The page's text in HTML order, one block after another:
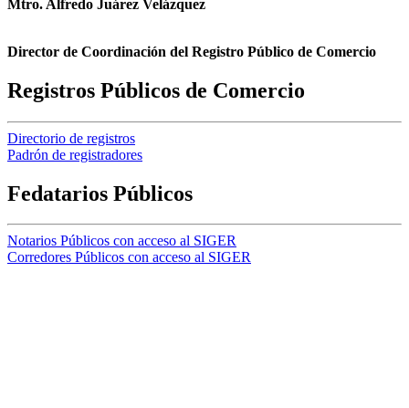
Mtro. Alfredo Juárez Velázquez
Director de Coordinación del Registro Público de Comercio
Registros Públicos de Comercio
Directorio de registros
Padrón de registradores
Fedatarios Públicos
Notarios Públicos con acceso al SIGER
Corredores Públicos con acceso al SIGER